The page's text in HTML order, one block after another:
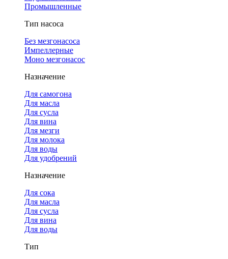
Промышленные
Тип насоса
Без мезгонасоса
Импеллерные
Моно мезгонасос
Назначение
Для самогона
Для масла
Для сусла
Для вина
Для мезги
Для молока
Для воды
Для удобрений
Назначение
Для сока
Для масла
Для сусла
Для вина
Для воды
Тип